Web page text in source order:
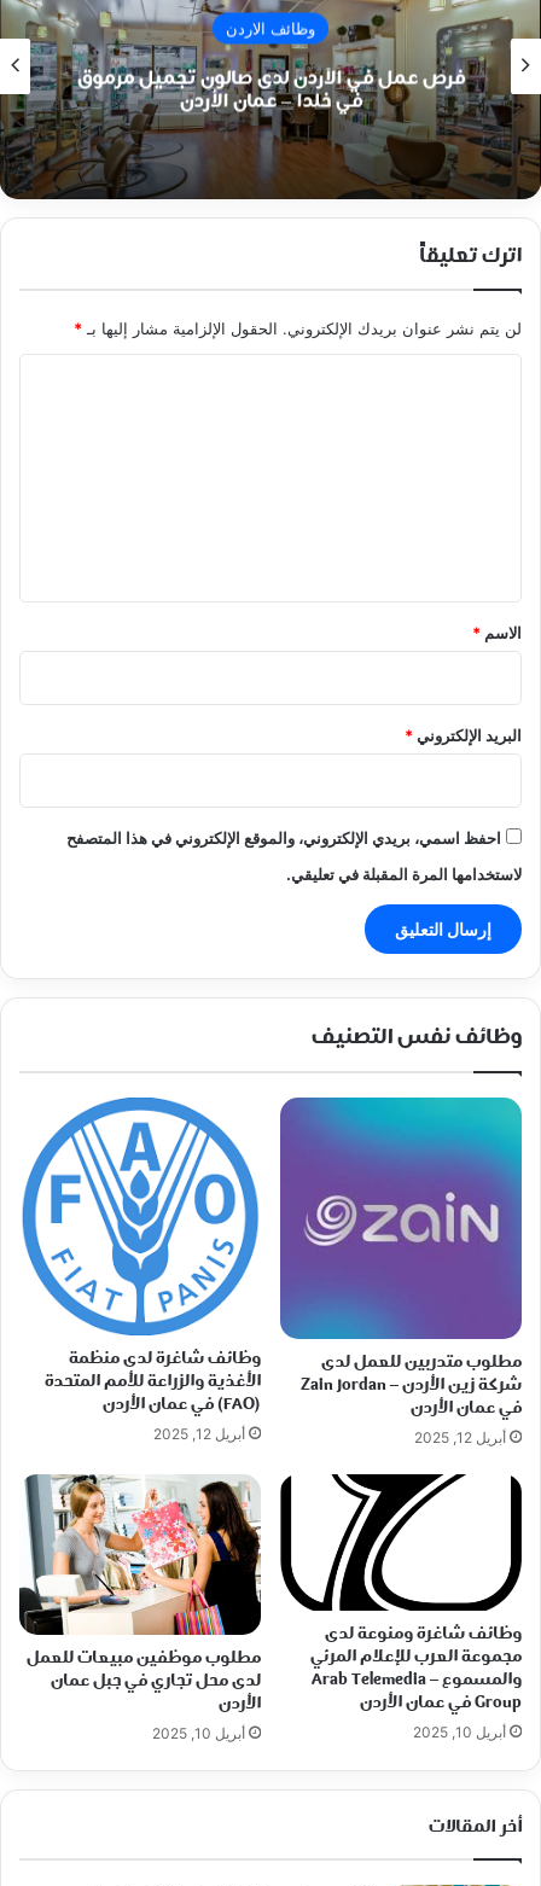
وظائف الاردن
فرص عمل في الأردن لدى صالون تجميل مرموق
في خلدا – عمان الأردن
اترك تعليقاً
لن يتم نشر عنوان بريدك الإلكتروني. الحقول الإلزامية مشار إليها بـ *
*
الاسم *
البريد الإلكتروني*
احفظ اسمي، بريدي الإلكتروني، والموقع الإلكتروني في هذا المتصفح
لاستخدامها المرة المقبلة في تعليقي.
وظائف نفس التصنيف
مطلوب متدربين للعمل لدى
شركة زين الأردن – Zain Jordan
في عمان الأردن
أبريل 12, 2025
وظائف شاغرة لدى منظمة
الأغذية والزراعة للأمم المتحدة
(FAO) في عمان الأردن
أبريل 12, 2025
وظائف شاغرة ومنوعة لدى
مجموعة العرب للإعلام المرئي
والمسموع – Arab Telemedia
Group في عمان الأردن
أبريل 10, 2025
مطلوب موظفين مبيعات للعمل
لدى محل تجاري في جبل عمان
الأردن
أبريل 10, 2025
أخر المقالات